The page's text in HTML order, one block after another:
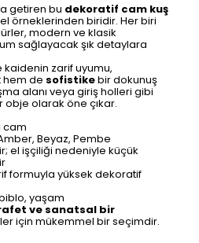
getiren bu dekoratif cam kuş
örneklerinden biridir. Her biri
modern ve klasik
sağlayacak şık detaylara
kaidenin zarif uyumu,
hem de sofistikebir dokunuş
alanı veya giriş holleri gibi
olarak öne çıkar.
cam
Beyaz, Pembe
el işçiliği nedeniyle küçük
formuyla yüksek dekoratif
yaşam
ve sanatsal bir
için mükemmel bir seçimdir.